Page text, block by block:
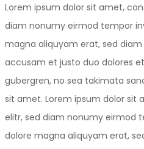
Lorem ipsum dolor sit amet,
diam nonumy eirmod tempor
magna aliquyam erat, sed
accusam et justo duo dolores
gubergren, no sea takimata
sit amet. Lorem ipsum dolor sit
elitr, sed diam nonumy eirmod
dolore magna aliquyam erat,